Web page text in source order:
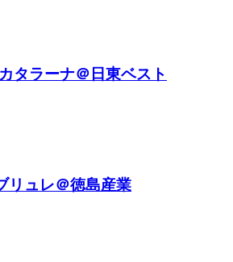
タラーナ＠日東ベスト
リュレ＠徳島産業